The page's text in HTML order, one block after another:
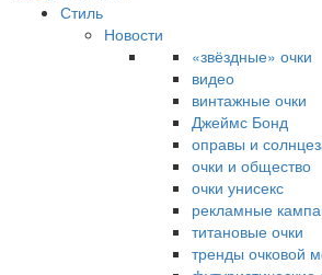
Стиль
Новости
«звёздные» очки
видео
винтажные очки
Джеймс Бонд
оправы и
очки и общество
очки унисекс
рекламные
титановые очки
тренды очковой